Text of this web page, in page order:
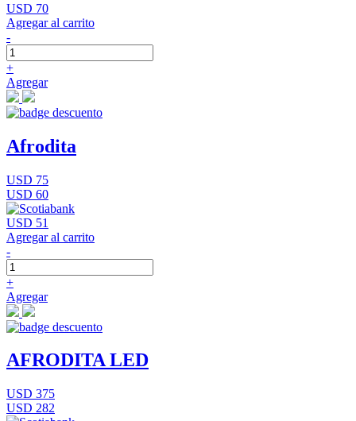
USD 70
Agregar al carrito
-
+
Agregar
Afrodita
USD 75
USD 60
USD 51
Agregar al carrito
-
+
Agregar
AFRODITA LED
USD 375
USD 282